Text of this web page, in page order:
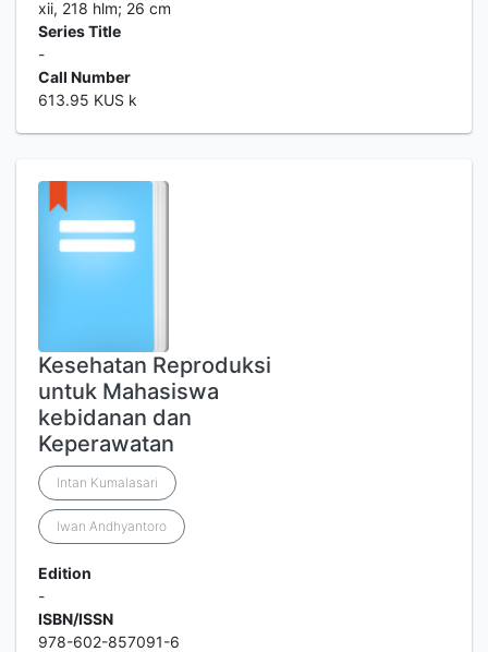
xii, 218 hlm; 26 cm
Series Title
-
Call Number
613.95 KUS k
Kesehatan Reproduksi
untuk Mahasiswa
kebidanan dan
Keperawatan
Intan Kumalasari
Iwan Andhyantoro
Edition
-
ISBN/ISSN
978-602-857091-6